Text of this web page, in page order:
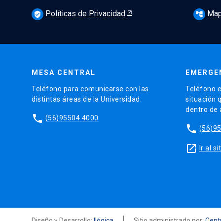
verified_user Políticas de Privacidad account_tree
MESA CENTRAL
Teléfono para comunicarse con las
distintas áreas de la Universidad.
phone (56)95504 4000
Teléfono
situación
dentro de
phone
launch Ir al